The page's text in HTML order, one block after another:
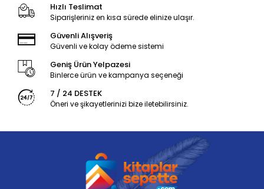
Hızlı Teslimat
Siparişleriniz en kısa sürede elinize ulaşır.
Güvenli Alışveriş
Güvenli ve kolay ödeme sistemi
Geniş Ürün Yelpazesi
Binlerce ürün ve kampanya seçeneği
7 / 24 DESTEK
Öneri ve şikayetlerinizi bize iletebilirsiniz.